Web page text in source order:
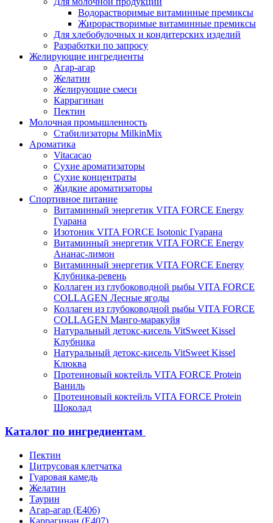
Водорастворимые витаминные премиксы
Жирорастворимые витаминные премиксы
Для хлебобулочных и кондитерских изделий
Разработки по запросу
Желирующие ингредиенты
Агар-агар
Желатин
Желирующие смеси
Каррагинан
Пектин
Молочная промышленность
Стабилизаторы MilkinMix
Ароматика
Vitacacao
Сухие ароматизаторы
Сухие концентраты
Жидкие ароматизаторы
Спортивное питание
Витаминный энергетик VITA FORCE Energy
Гуарана
Изотоник VITA FORCE Isotonic Гуарана
Витаминный энергетик VITA FORCE Energy
Ананас-лимон
Витаминный энергетик VITA FORCE Energy
Клубника-ревень
Коллаген из глубоководной рыбы VITA FORCE
COLLAGEN Лесные ягоды
Коллаген из глубоководной рыбы VITA FORCE
COLLAGEN Манго-маракуйя
Натуральный детокс-кисель VitSweet Kissel
Клубника
Натуральный детокс-кисель VitSweet Kissel
Клюква
Протеиновый коктейль VITA FORCE Protein
Ваниль
Протеиновый коктейль VITA FORCE Protein
Шоколад
Каталог по ингредиентам
Пектин
Цитрусовая клетчатка
Гуаровая камедь
Желатин
Таурин
Агар-агар (Е406)
Каррагинан (Е407)